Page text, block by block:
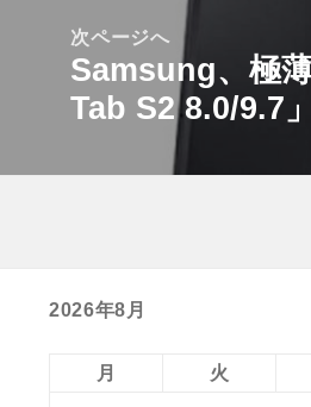
次ページへ
次
の
稿:
Samsung、極
Tab S2 8.0/9.7
2026年8月
月 火